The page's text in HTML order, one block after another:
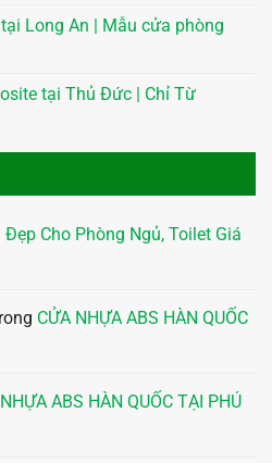
Long An | Mẫu cửa phòng
tại Thủ Đức | Chỉ Từ
Cho Phòng Ngủ, Toilet Giá
CỬA NHỰA ABS HÀN QUỐC
ABS HÀN QUỐC TẠI PHÚ